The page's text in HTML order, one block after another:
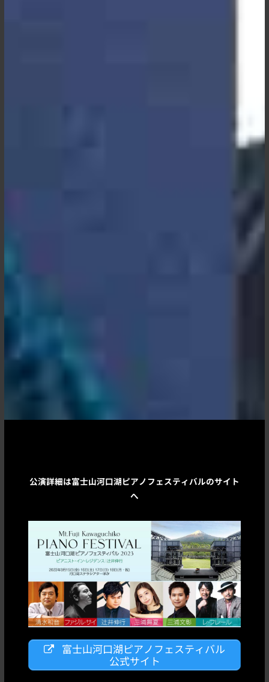
公演詳細は富士山河口湖ピアノフェスティバルのサイト
へ
富士山河口湖ピアノフェスティバル
公式サイト